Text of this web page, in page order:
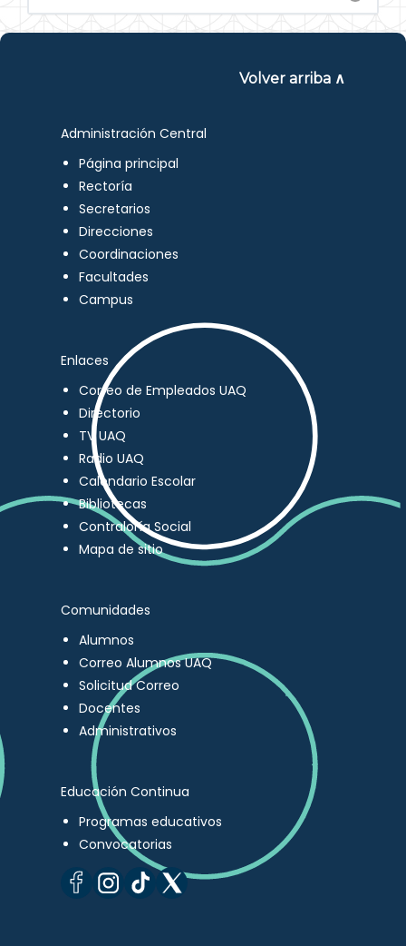
Volver arriba ∧
Administración Central
Página principal
Rectoría
Secretarios
Direcciones
Coordinaciones
Facultades
Campus
Enlaces
Correo de Empleados UAQ
Directorio
TV UAQ
Radio UAQ
Calendario Escolar
Bibliotecas
Contraloría Social
Mapa de sitio
Comunidades
Alumnos
Correo Alumnos UAQ
Solicitud Correo
Docentes
Administrativos
Educación Continua
Programas educativos
Convocatorias